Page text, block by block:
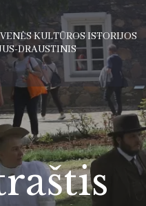
KULTŪROS ISTORIJOS
DRAUSTINIS